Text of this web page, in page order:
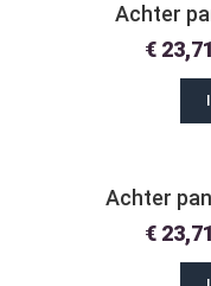
Achter
€23,71
Achter
€23,71